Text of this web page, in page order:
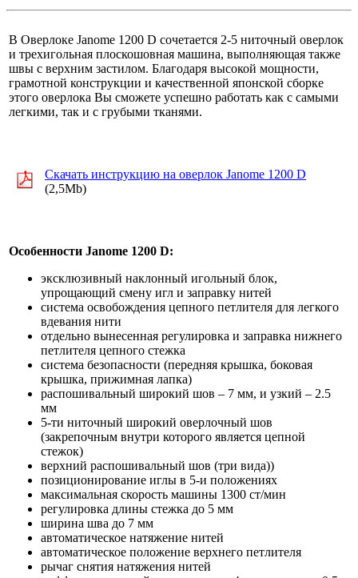
В Оверлоке Janome 1200 D сочетается 2-5 ниточный оверлок
и трехигольная плоскошовная машина, выполняющая также
швы с верхним застилом. Благодаря высокой мощности,
грамотной конструкции и качественной японской сборке
этого оверлока Вы сможете успешно работать как с самыми
легкими, так и с грубыми тканями.
Скачать инструкцию на оверлок Janome 1200 D
(2,5Mb)
Особенности Janome 1200 D:
эксклюзивный наклонный игольный блок,
упрощающий смену игл и заправку нитей
система освобождения цепного петлителя для легкого
вдевания нити
отдельно вынесенная регулировка и заправка нижнего
петлителя цепного стежка
система безопасности (передняя крышка, боковая
крышка, прижимная лапка)
распошивальный широкий шов – 7 мм, и узкий – 2.5
мм
5-ти ниточный широкий оверлочный шов
(закрепочным внутри которого является цепной
стежок)
верхний распошивальный шов (три вида))
позиционирование иглы в 5-и положениях
максимальная скорость машины 1300 ст/мин
регулировка длины стежка до 5 мм
ширина шва до 7 мм
автоматическое натяжение нитей
автоматическое положение верхнего петлителя
рычаг снятия натяжения нитей